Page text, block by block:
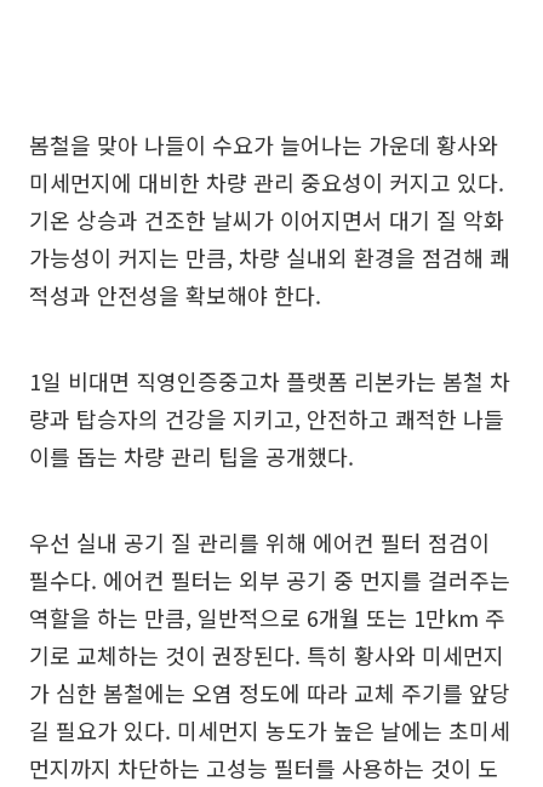
봄철을 맞아 나들이 수요가 늘어나는 가운데 황사와
미세먼지에 대비한 차량 관리 중요성이 커지고 있다.
기온 상승과 건조한 날씨가 이어지면서 대기 질 악화
가능성이 커지는 만큼, 차량 실내외 환경을 점검해 쾌
적성과 안전성을 확보해야 한다.
1일 비대면 직영인증중고차 플랫폼 리본카는 봄철 차
량과 탑승자의 건강을 지키고, 안전하고 쾌적한 나들
이를 돕는 차량 관리 팁을 공개했다.
우선 실내 공기 질 관리를 위해 에어컨 필터 점검이
필수다. 에어컨 필터는 외부 공기 중 먼지를 걸러주는
역할을 하는 만큼, 일반적으로 6개월 또는 1만km 주
기로 교체하는 것이 권장된다. 특히 황사와 미세먼지
가 심한 봄철에는 오염 정도에 따라 교체 주기를 앞당
길 필요가 있다. 미세먼지 농도가 높은 날에는 초미세
먼지까지 차단하는 고성능 필터를 사용하는 것이 도